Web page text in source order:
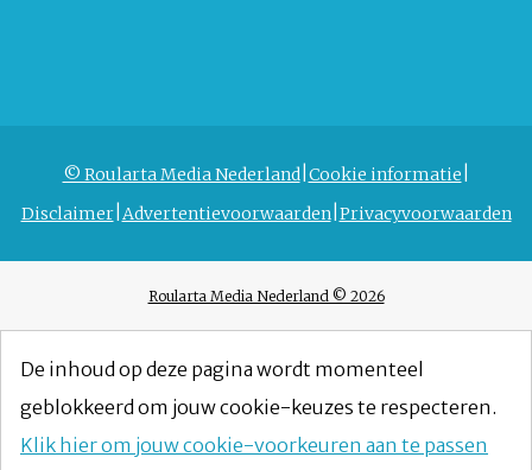
© Roularta Media Nederland Cookie informatie
Disclaimer Advertentievoorwaarden Privacyvoorwaarden
Roularta Media Nederland © 2026
De inhoud op deze pagina wordt momenteel
geblokkeerd om jouw cookie-keuzes te respecteren.
Klik hier om jouw cookie-voorkeuren aan te passen